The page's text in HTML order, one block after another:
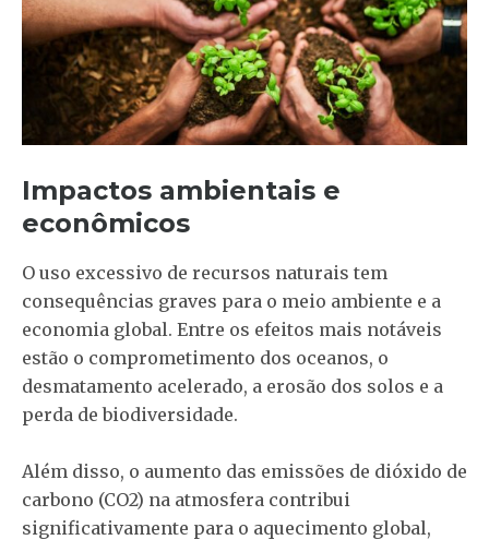
Impactos ambientais e
econômicos
O uso excessivo de recursos naturais tem
consequências graves para o meio ambiente e a
economia global. Entre os efeitos mais notáveis
estão o comprometimento dos oceanos, o
desmatamento acelerado, a erosão dos solos e a
perda de biodiversidade.
Além disso, o aumento das emissões de dióxido de
carbono (CO2) na atmosfera contribui
significativamente para o aquecimento global,